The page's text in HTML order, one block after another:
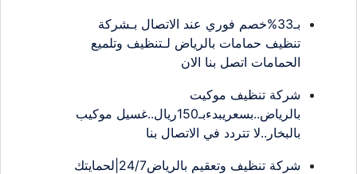
بـ33%خصم فوري عند الاتصال بـشركة
تنظيف حمامات بالرياض لـتنظيف وتلميع
الحمامات اتصل بنا الان
شركة تنظيف موكيت
بالرياض..بسعريبدءبـ150ريال..غسيل موكيب
بالبخار..لا تتردد في الاتصال بنا
شركة تنظيف وتعقيم بالرياض24/7|لحمايتك